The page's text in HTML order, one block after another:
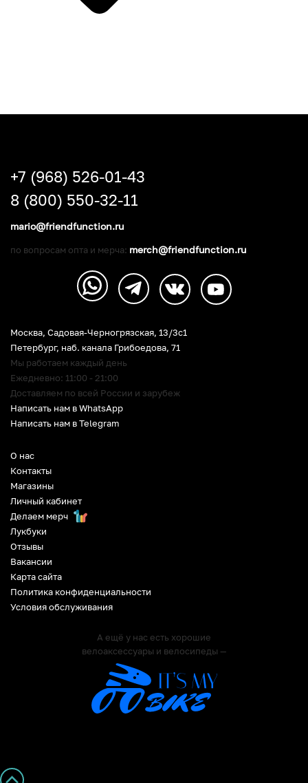
О нас
Контакты
Магазины
Личный кабинет
Делаем мерч
Лукбуки
Отзывы
Вакансии
Карта сайта
Политика конфиденциальности
Условия обслуживания
А ещё у нас есть хорошие
велоаксессуары и велосипеды —
Москва, Садовая-Черногрязская, 13/3c1
Петербург, наб. канала Грибоедова, 71
Мы работаем каждый день
Ежедневно: 11:00 - 21:00
Доставляем по всей России и зарубеж
Написать нам в WhatsApp
Написать нам в Telegram
+7 (968) 526-01-43
8 (800) 550-32-11
mario@friendfunction.ru
по вопросам опта и мерча: merch@friendfunction.ru